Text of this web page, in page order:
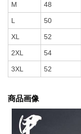
M 48
L 50
XL 52
2XL 54
3XL 52
商品画像